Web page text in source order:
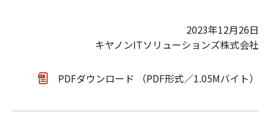
2023年12月26日
キヤノンITソリューションズ株式会社
PDFダウンロード （PDF形式／1.05Mバイト）